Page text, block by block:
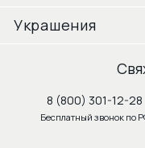
Украшения
8 (800) 301-12-28
Бесплатный звонок по